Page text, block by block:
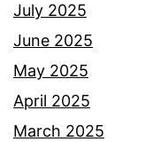
July 2025
June 2025
May 2025
April 2025
March 2025